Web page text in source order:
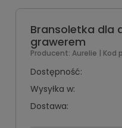
Bransoletka dla
grawerem
Producent: Aurelie | Kod
Dostępność:
Wysyłka w:
Dostawa: